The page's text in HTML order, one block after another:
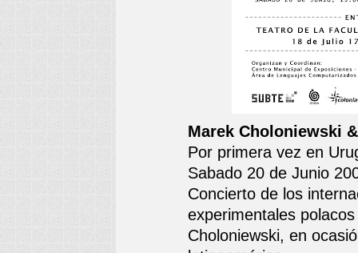
Marek Choloniewski
Por primera vez en
Sabado 20 de Junio
Concierto de los
experimentales
Choloniewski, en